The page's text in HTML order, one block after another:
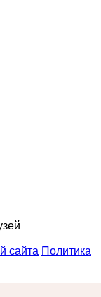
сайта Политика